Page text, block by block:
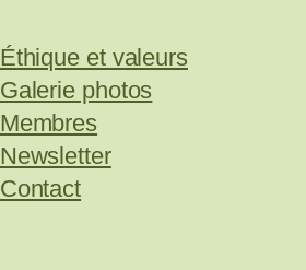
Éthique et valeurs
Galerie photos
Membres
Newsletter
Contact